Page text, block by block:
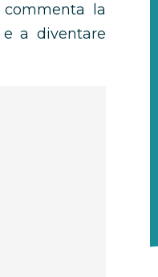
la
a diventare